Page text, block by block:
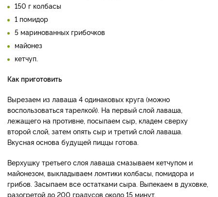
150 г колбасы
1 помидор
5 маринованных грибочков
майонез
кетчуп.
Как приготовить
Вырезаем из лаваша 4 одинаковых круга (можно
воспользоваться тарелкой). На первый слой лаваша,
лежащего на противне, посыпаем сыр, кладем сверху
второй слой, затем опять сыр и третий слой лаваша.
Вкусная основа будущей пиццы готова.
Верхушку третьего слоя лаваша смазываем кетчупом и
майонезом, выкладываем ломтики колбасы, помидора и
грибов. Засыпаем все остатками сыра. Выпекаем в духовке,
разогретой до 200 градусов около 15 минут.